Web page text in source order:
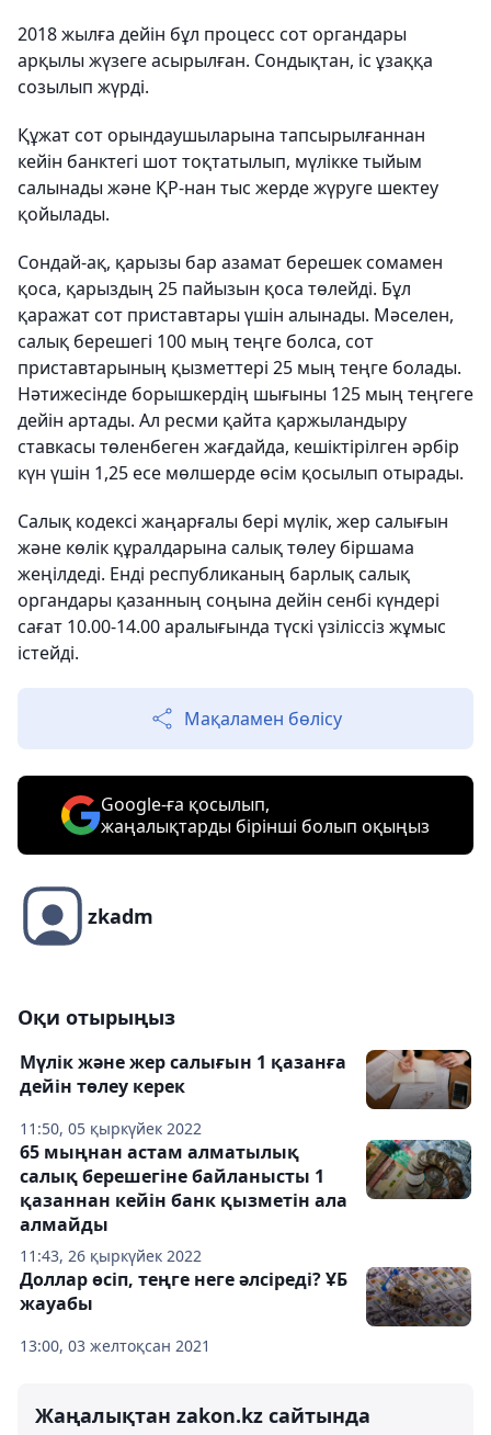
2018 жылға дейін бұл процесс сот органдары
арқылы жүзеге асырылған. Сондықтан, іс ұзаққа
созылып жүрді.
Құжат сот орындаушыларына тапсырылғаннан
кейін банктегі шот тоқтатылып, мүлікке тыйым
салынады және ҚР-нан тыс жерде жүруге шектеу
қойылады.
Сондай-ақ, қарызы бар азамат берешек сомамен
қоса, қарыздың 25 пайызын қоса төлейді. Бұл
қаражат сот приставтары үшін алынады. Мәселен,
салық берешегі 100 мың теңге болса, сот
приставтарының қызметтері 25 мың теңге болады.
Нəтижесінде борышкердің шығыны 125 мың теңгеге
дейін артады. Ал ресми қайта қаржыландыру
ставкасы төленбеген жағдайда, кешіктірілген әрбір
күн үшін 1,25 есе мөлшерде өсім қосылып отырады.
Салық кодексі жаңарғалы бері мүлік, жер салығын
және көлік құралдарына салық төлеу біршама
жеңілдеді. Енді республиканың барлық салық
органдары қазанның соңына дейін сенбі күндері
сағат 10.00-14.00 аралығында түскі үзіліссіз жұмыс
істейді.
Мақаламен бөлісу
Google-ға қосылып,
жаңалықтарды бірінші болып оқыңыз
zkadm
Оқи отырыңыз
11:50, 05 қыркүйек 2022
Мүлік және жер салығын 1 қазанға
дейін төлеу керек
11:43, 26 қыркүйек 2022
65 мыңнан астам алматылық
салық берешегіне байланысты 1
қазаннан кейін банк қызметін ала
алмайды
13:00, 03 желтоқсан 2021
Доллар өсіп, теңге неге әлсіреді? ҰБ
жауабы
Жаңалықтан zakon.kz сайтында